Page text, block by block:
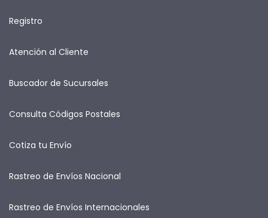
Registro
Atención al Cliente
Buscador de Sucursales
Consulta Códigos Postales
Cotiza tu Envío
Rastreo de Envíos Nacional
Rastreo de Envíos Internacionales